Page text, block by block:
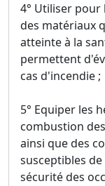
4° Utiliser
des matériaux
atteinte à la
permettent
cas d'incendie ;
5° Equiper les
combustion
ainsi que des
susceptibles
sécurité des